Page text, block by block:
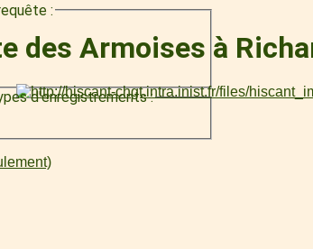
:
d'enregistrements :
des Armoises à